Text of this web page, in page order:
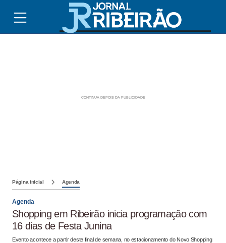
Página inicial Agenda
Agenda
Shopping em Ribeirão inicia programação com
16 dias de Festa Junina
Evento acontece a partir deste final de semana, no estacionamento do Novo Shopping